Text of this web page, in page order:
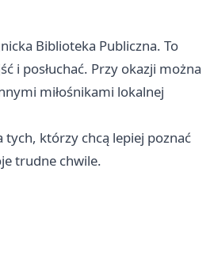
Biblioteka Publiczna. To
i posłuchać. Przy okazji można
miłośnikami lokalnej
tych, którzy chcą lepiej poznać
trudne chwile.